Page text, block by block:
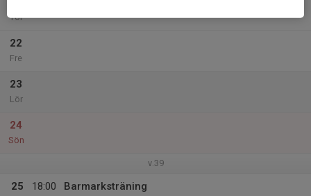
Tor
22
Fre
23
Lör
24
Sön
v.39
25
18:00
Barmarksträning